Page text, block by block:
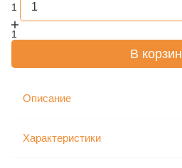
1
1
В
Описание
Характеристики